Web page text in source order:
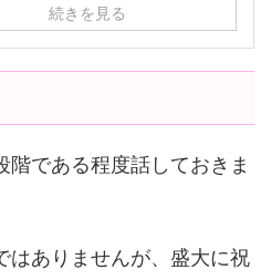
続きを見る
である程度話しておきま
はありませんが、盛大に祝